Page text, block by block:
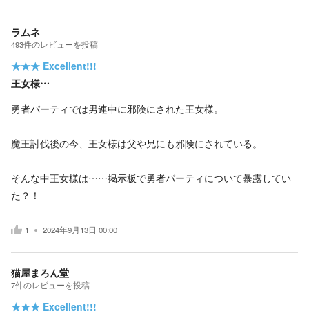
ラムネ
493件のレビューを投稿
★★★ Excellent!!!
王女様…
勇者パーティでは男連中に邪険にされた王女様。
魔王討伐後の今、王女様は父や兄にも邪険にされている。
そんな中王女様は……掲示板で勇者パーティについて暴露してい
た？！
1 2024年9月13日 00:00
猫屋まろん堂
7件のレビューを投稿
★★★ Excellent!!!